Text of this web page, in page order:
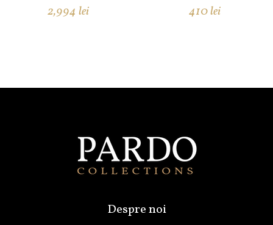
2,994 lei 410lei
Despre noi